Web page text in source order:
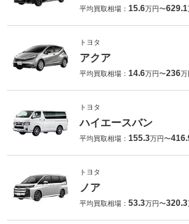
平均買取相場： 15.6万円〜629.1
トヨタ
アクア
平均買取相場： 14.6万円〜236万
トヨタ
ハイエースバン
平均買取相場： 155.3万円〜
トヨタ
ノア
平均買取相場： 53.3万円〜320.3